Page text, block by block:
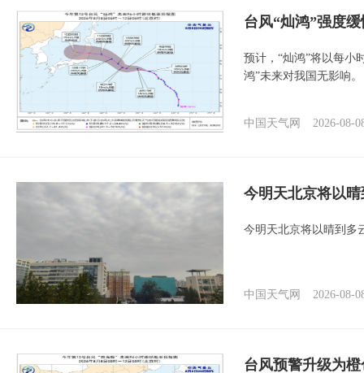
台风“灿鸿”强度
预计，“灿鸿”将以每小
鸿”未来对我国无影响。
中国天气网 2026-08-
今明天北京将以
今明天北京将以晴到多
中国天气网 2026-08-
台风预警升级为